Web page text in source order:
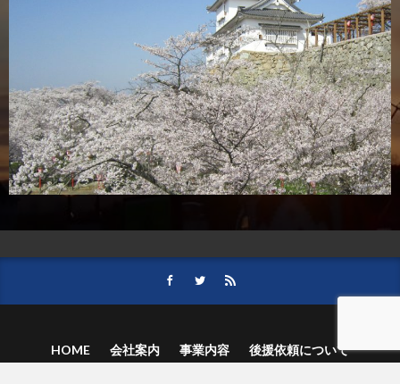
HOME 会社案内 事業内容
後援依頼について